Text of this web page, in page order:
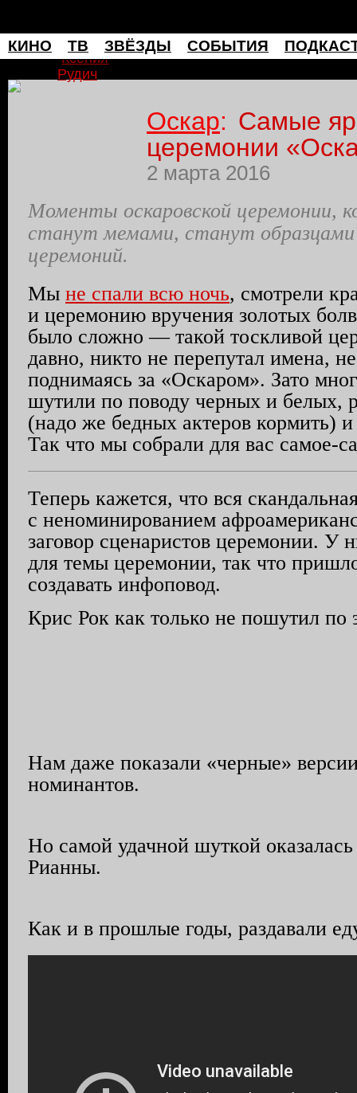
КИНО ТВ ЗВЁЗДЫ СОБЫТИЯ
Ксения
Рудич
Оскар: Самые
церемонии
2 марта 2016
Моменты оскаровской церемонии,
станут мемами, станут образцами
церемоний.
Мы не спали всю ночь, смотрели
и церемонию вручения золотых
было сложно — такой тоскливой
давно, никто не перепутал имена,
поднимаясь за «Оскаром». Зато
шутили по поводу черных и белых,
(надо же бедных актеров кормить)
Так что мы собрали для вас самое-
Теперь кажется, что вся
с неноминированием
заговор сценаристов церемонии. У
для темы церемонии, так что
создавать инфоповод.
Крис Рок как только не пошутил по
Нам даже показали «черные»
номинантов.
Но самой удачной шуткой
Рианны.
Как и в прошлые годы, раздавали